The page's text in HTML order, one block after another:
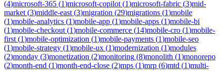
(4)microsoft-365 (1)microsoft-copilot (1)microsoft-fabric (3)mid-
market (3)middle-east (3)migration (29)migrations (1)mobile
(1)mobile-analytics (1)mobile-app (1)mobile-apps (1)mobile-bi
(1)mobile-checkout (1)mobile-commerce (14)mobile-cro (1)mobile-
first (1)mobile-optimization (1)mobile-payments (1)mobile-seo
(1)mobile-strategy (1)mobile-ux (1)modernization (1)modules
(2)monday (3)monetization (2)monitoring (8)monolith (1)monorepo
(2)month-end (1)month-end-close (2)mps (1)mrp (6)mtd (1)multi-